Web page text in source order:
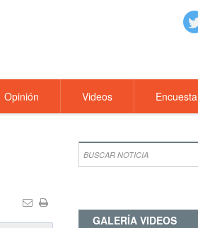
Opinión Videos Encuesta
GALERÍA VIDEOS